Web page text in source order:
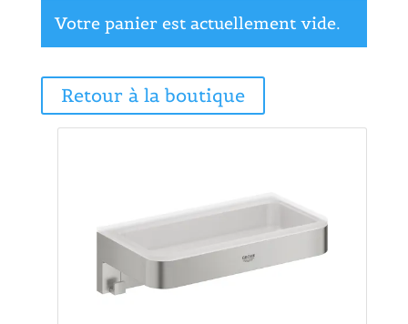
Votre panier est actuellement vide.
Retour à la boutique